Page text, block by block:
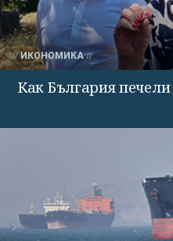
ИКОНОМИКА
Как България